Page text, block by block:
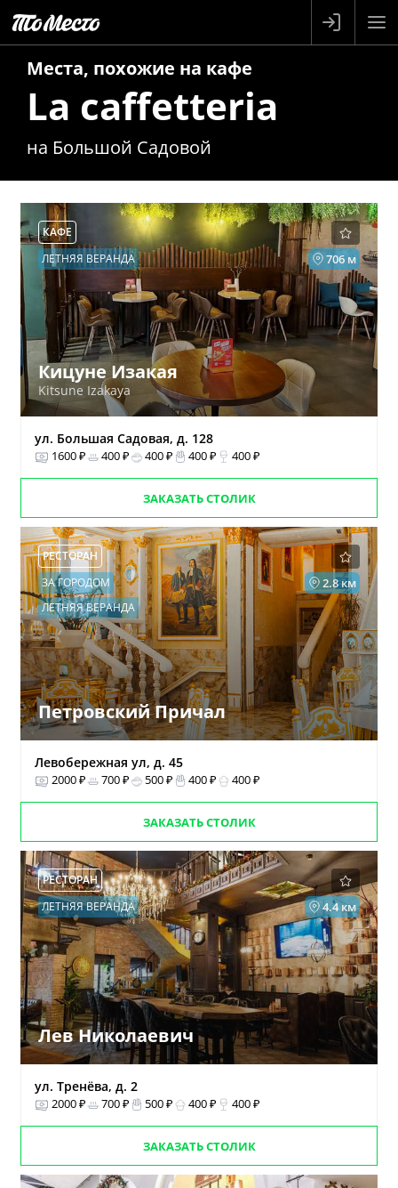
Места, похожие на кафе
La caffetteria
на Большой Садовой
КАФЕ
706 м
ЛЕТНЯЯ ВЕРАНДА
Кицуне Изакая
Kitsune Izakaya
ул. Большая Садовая, д. 128
1600 ₽ 400 ₽ 400 ₽ 400 ₽ 400 ₽
ЗАКАЗАТЬ СТОЛИК
РЕСТОРАН
2.8 км
ЗА ГОРОДОМ
ЛЕТНЯЯ ВЕРАНДА
Петровский Причал
Левобережная ул, д. 45
2000 ₽ 700 ₽ 500 ₽ 400 ₽ 400 ₽
ЗАКАЗАТЬ СТОЛИК
РЕСТОРАН
4.4 км
ЛЕТНЯЯ ВЕРАНДА
Лев Николаевич
ул. Тренёва, д. 2
2000 ₽ 700 ₽ 500 ₽ 400 ₽ 400 ₽
ЗАКАЗАТЬ СТОЛИК